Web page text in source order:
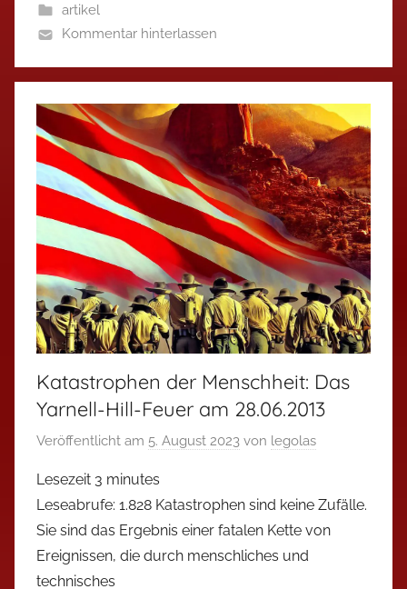
artikel
Kommentar hinterlassen
Katastrophen der Menschheit: Das
Yarnell-Hill-Feuer am 28.06.2013
Veröffentlicht am 5. August 2023 von legolas
Lesezeit 3 minutes
Leseabrufe: 1.828 Katastrophen sind keine Zufälle.
Sie sind das Ergebnis einer fatalen Kette von
Ereignissen, die durch menschliches und
technisches